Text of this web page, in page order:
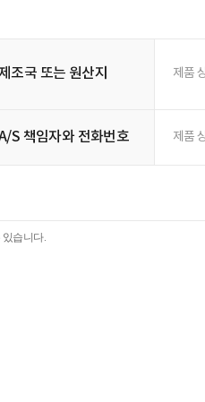
조국 또는 원산지 제품
S 책임자와 전화번호 제품
습니다.